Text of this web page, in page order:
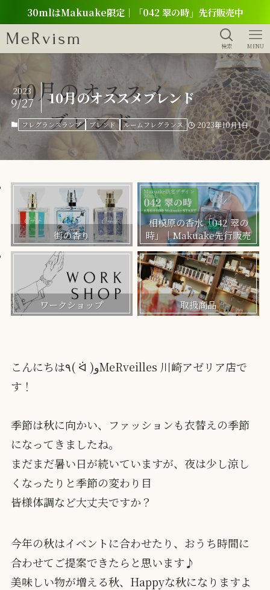
30mlはMakuake限定｜「042 翠の時」先行販売中
検索 MENU
10月のオススメブレンド
2023
9/27
フレグランスランプ ブレンド ルームフレグランス 2023年10月1日
街の香り
相模原の香水「042 翠の
時」｜Makuake先行販売
ワークショップ 取扱商品
こんにちは٩( ᐛ )وMeRveilles 川崎アゼリア店で
す！
季節は秋に向かい、ファッションも衣替えの季節
になってきましたね。
まだまだ暑い日が続いていますが、夜は少し涼し
くなったりと季節の変わり目
皆様体調など大丈夫ですか？
今年の秋はイベントに合わせたり、おうち時間に
合わせてご提案できたらと思います♪
美味しい物が増える秋、Happyな秋になりますよ